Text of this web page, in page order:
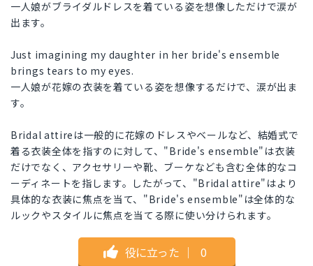
一人娘がブライダルドレスを着ている姿を想像しただけで涙が
出ます。
Just imagining my daughter in her bride's ensemble
brings tears to my eyes.
一人娘が花嫁の衣装を着ている姿を想像するだけで、涙が出ま
す。
Bridal attireは一般的に花嫁のドレスやベールなど、結婚式で
着る衣装全体を指すのに対して、"Bride's ensemble"は衣装
だけでなく、アクセサリーや靴、ブーケなども含む全体的なコ
ーディネートを指します。したがって、"Bridal attire"はより
具体的な衣装に焦点を当て、"Bride's ensemble"は全体的な
ルックやスタイルに焦点を当てる際に使い分けられます。
役に立った ｜ 0